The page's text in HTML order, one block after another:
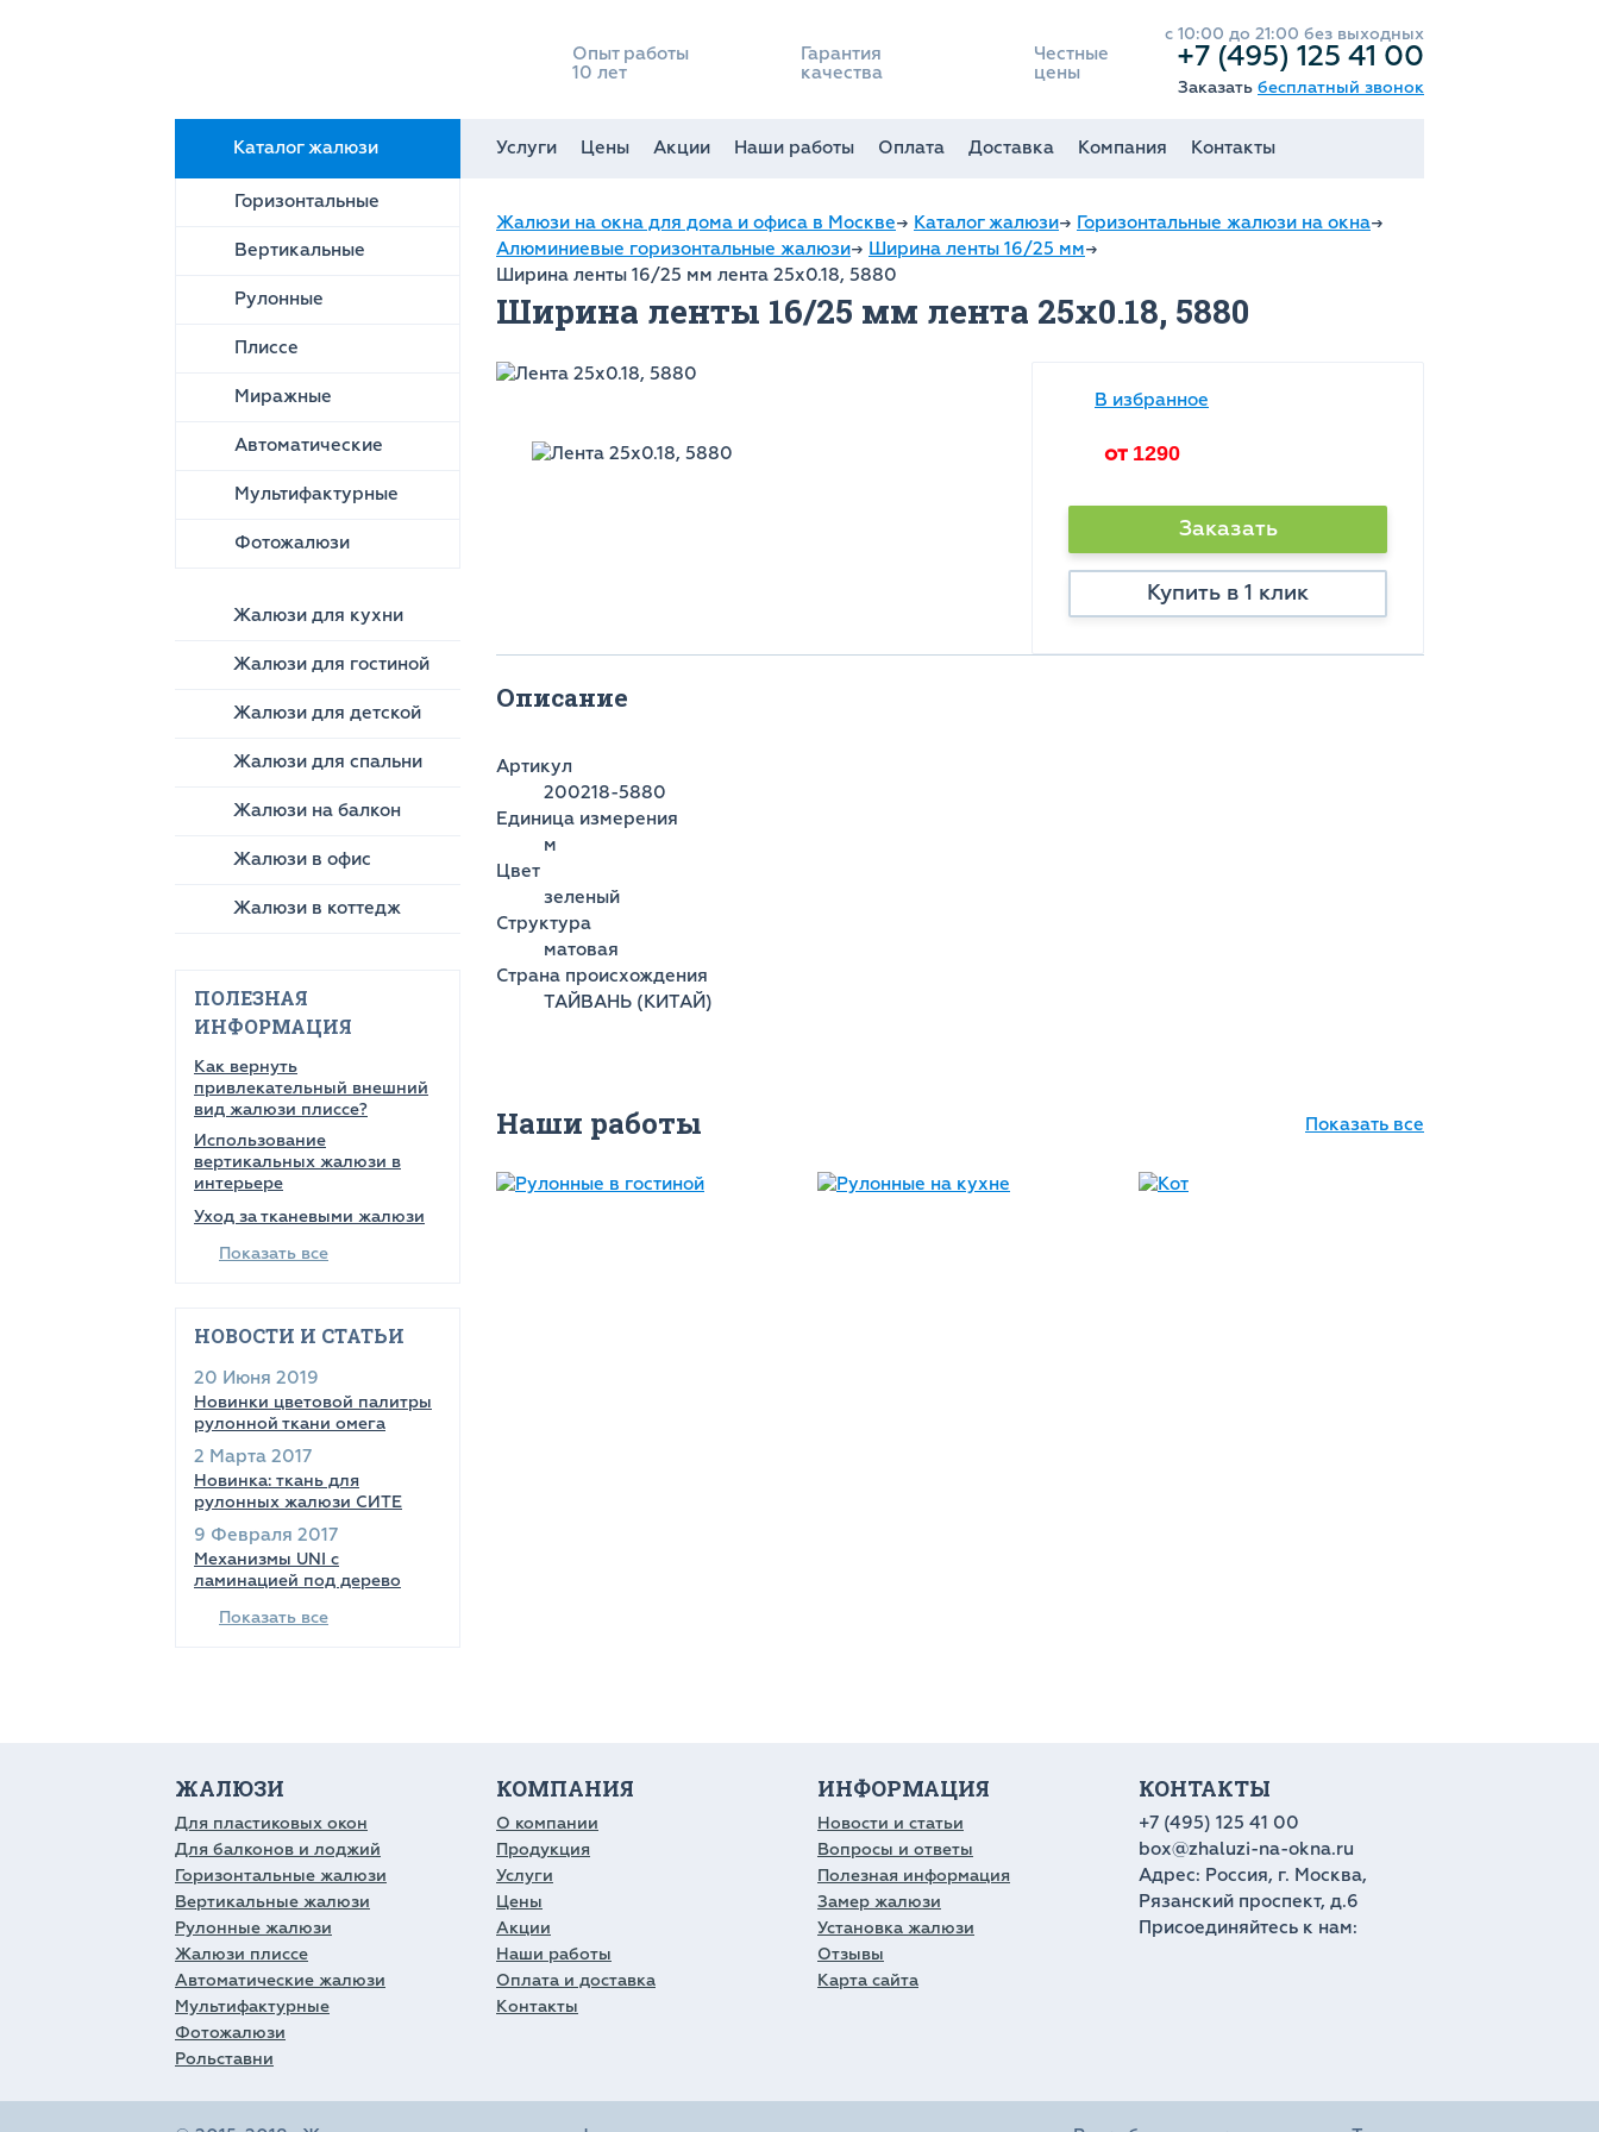
Опыт работы
10 лет
Гарантия
качества
Честные
цены
с 10:00 до 21:00 без выходных
+7 (495) 125 41 00
Заказать бесплатный звонок
Услуги Цены Акции Наши работы Оплата Доставка Компания Контакты
Каталог жалюзи
Горизонтальные
Вертикальные
Рулонные
Плиссе
Миражные
Автоматические
Мультифактурные
Фотожалюзи
Жалюзи для кухни
Жалюзи для гостиной
Жалюзи для детской
Жалюзи для спальни
Жалюзи на балкон
Жалюзи в офис
Жалюзи в коттедж
ПОЛЕЗНАЯ
ИНФОРМАЦИЯ
Как вернуть
привлекательный внешний
вид жалюзи плиссе?
Использование
вертикальных жалюзи в
интерьере
Уход за тканевыми жалюзи
Показать все
НОВОСТИ И СТАТЬИ
20 Июня 2019
Новинки цветовой палитры
рулонной ткани омега
2 Марта 2017
Новинка: ткань для
рулонных жалюзи СИТЕ
9 Февраля 2017
Механизмы UNI с
ламинацией под дерево
Показать все
Жалюзи на окна для дома и офиса в Москве→ Каталог жалюзи→ Горизонтальные жалюзи на окна→
Алюминиевые горизонтальные жалюзи→ Ширина ленты 16/25 мм→
Ширина ленты 16/25 мм лента 25x0.18, 5880
Ширина ленты 16/25 мм лента 25x0.18, 5880
В избранное
от 1290
Заказать
Купить в 1 клик
Описание
Артикул
200218-5880
Единица измерения
м
Цвет
зеленый
Структура
матовая
Страна происхождения
ТАЙВАНЬ (КИТАЙ)
Наши работы Показать все
ЖАЛЮЗИ
Для пластиковых окон
Для балконов и лоджий
Горизонтальные жалюзи
Вертикальные жалюзи
Рулонные жалюзи
Жалюзи плиссе
Автоматические жалюзи
Мультифактурные
Фотожалюзи
Рольставни
КОМПАНИЯ
О компании
Продукция
Услуги
Цены
Акции
Наши работы
Оплата и доставка
Контакты
ИНФОРМАЦИЯ
Новости и статьи
Вопросы и ответы
Полезная информация
Замер жалюзи
Установка жалюзи
Отзывы
Карта сайта
КОНТАКТЫ
+7 (495) 125 41 00
box@zhaluzi-na-okna.ru
Адрес: Россия, г. Москва,
Рязанский проспект, д.6
Присоединяйтесь к нам: